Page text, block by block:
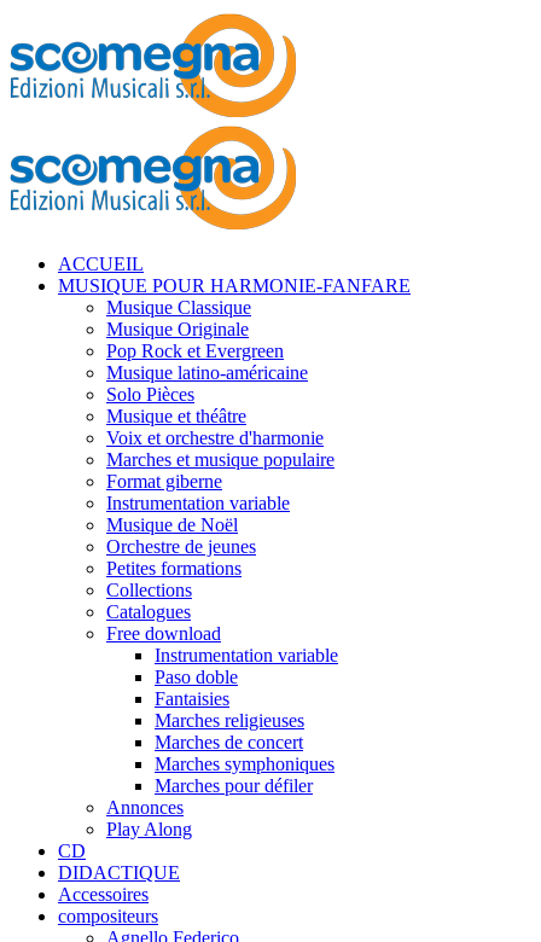
ACCUEIL
MUSIQUE POUR HARMONIE-FANFARE
Musique Classique
Musique Originale
Pop Rock et Evergreen
Musique latino-américaine
Solo Pièces
Musique et théâtre
Voix et orchestre d'harmonie
Marches et musique populaire
Format giberne
Instrumentation variable
Musique de Noël
Orchestre de jeunes
Petites formations
Collections
Catalogues
Free download
Instrumentation variable
Paso doble
Fantaisies
Marches religieuses
Marches de concert
Marches symphoniques
Marches pour défiler
Annonces
Play Along
CD
DIDACTIQUE
Accessoires
compositeurs
Agnello Federico